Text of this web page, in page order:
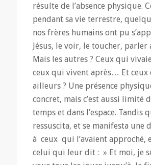
résulte de l’absence physique.
pendant sa vie terrestre,
nos frères humains ont pu
Jésus, le voir, le toucher, parler
Mais les autres ? Ceux qui
ceux qui vivent après… Et
ailleurs ? Une présence
concret, mais c’est aussi limité
temps et dans l’espace. Tandis
ressuscita, et se manifesta une
à ceux qui l’avaient approché,
celui qui leur dit : » Et moi, je